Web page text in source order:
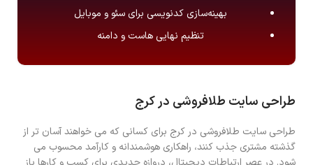
بهینه‌سازی کدنویسی برای سئو و موبایل
تنظیم نهایی هاست و دامنه
طراحی سایت طلافروشی در کرج
طراحی سایت طلافروشی در کرج برای کسانی که می خواهند آسان تر از
گذشته مشتری جذب کنند، راهکاری هوشمندانه و کارآمد محسوب می